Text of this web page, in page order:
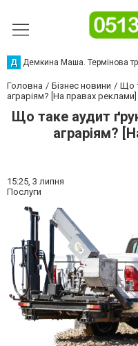
Д Демкина Маша. Термінова
Головна Бізнес новини
Що
аграріям? [На правах реклами]
Що таке аудит
аграріям?
15:25, 3 липня
Послуги